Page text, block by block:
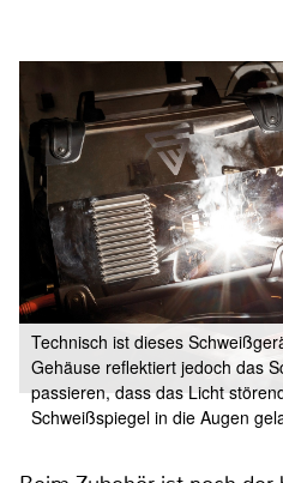
Technisch ist dieses
Gehäuse reflektiert jedoch das
passieren, dass das Licht
Schweißspiegel in die Augen